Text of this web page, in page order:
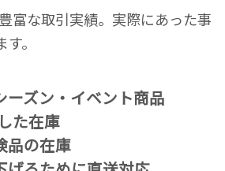
富な取引実績。実際にあった事
。
ズン・イベント商品
た在庫
品の在庫